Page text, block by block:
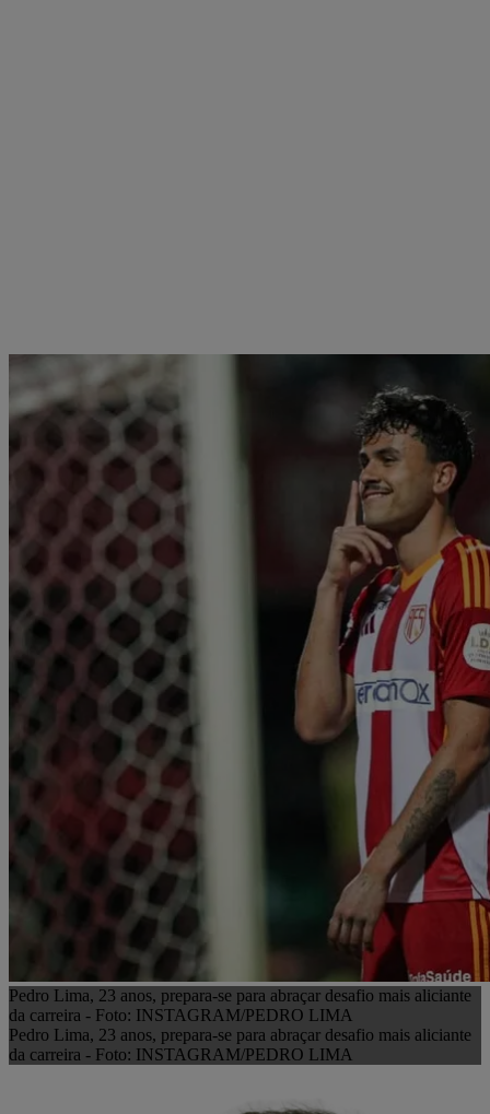
Pedro Lima, 23 anos, prepara-se para abraçar desafio mais aliciante
da carreira - Foto: INSTAGRAM/PEDRO LIMA
Pedro Lima, 23 anos, prepara-se para abraçar desafio mais aliciante
da carreira - Foto: INSTAGRAM/PEDRO LIMA